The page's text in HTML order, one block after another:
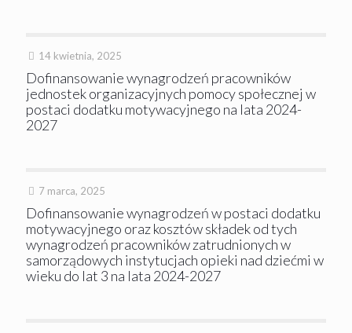
14 kwietnia, 2025
Dofinansowanie wynagrodzeń pracowników
jednostek organizacyjnych pomocy społecznej w
postaci dodatku motywacyjnego na lata 2024-
2027
7 marca, 2025
Dofinansowanie wynagrodzeń w postaci dodatku
motywacyjnego oraz kosztów składek od tych
wynagrodzeń pracowników zatrudnionych w
samorządowych instytucjach opieki nad dziećmi w
wieku do lat 3 na lata 2024-2027